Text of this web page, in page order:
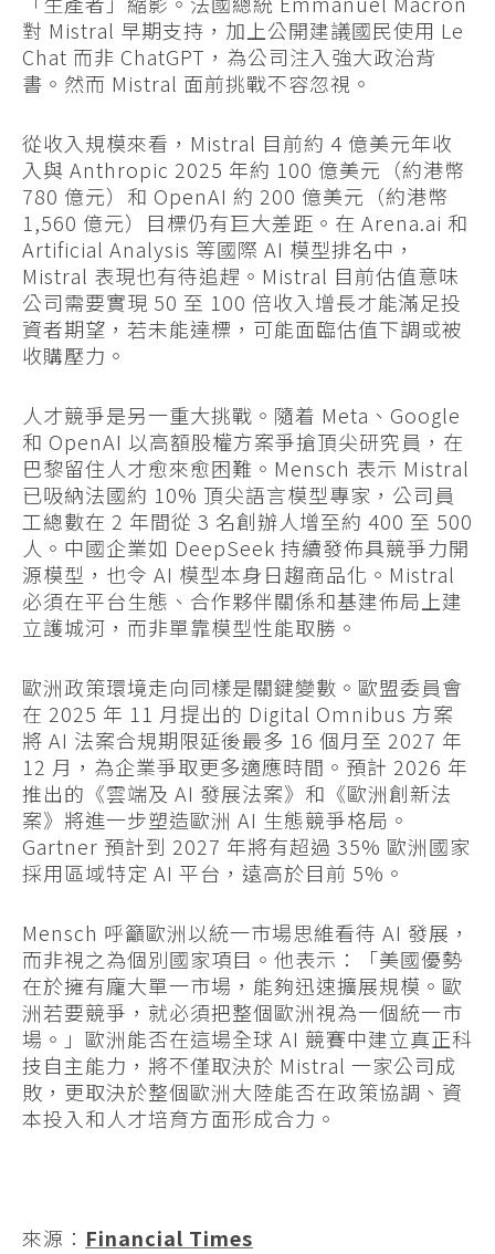
對 Mistral 早期支持，加上公開建議國民使用 Le
Chat 而非 ChatGPT，為公司注入強大政治背
書。然而 Mistral 面前挑戰不容忽視。
從收入規模來看，Mistral 目前約 4 億美元年收
入與 Anthropic 2025 年約 100 億美元（約港幣
780 億元）和 OpenAI 約 200 億美元（約港幣
1,560 億元）目標仍有巨大差距。在 Arena.ai 和
Artificial Analysis 等國際 AI 模型排名中，
Mistral 表現也有待追趕。Mistral 目前估值意味
公司需要實現 50 至 100 倍收入增長才能滿足投
資者期望，若未能達標，可能面臨估值下調或被
收購壓力。
人才競爭是另一重大挑戰。隨着 Meta、Google
和 OpenAI 以高額股權方案爭搶頂尖研究員，在
巴黎留住人才愈來愈困難。Mensch 表示 Mistral
已吸納法國約 10% 頂尖語言模型專家，公司員
工總數在 2 年間從 3 名創辦人增至約 400 至 500
人。中國企業如 DeepSeek 持續發佈具競爭力開
源模型，也令 AI 模型本身日趨商品化。Mistral
必須在平台生態、合作夥伴關係和基建佈局上建
立護城河，而非單靠模型性能取勝。
歐洲政策環境走向同樣是關鍵變數。歐盟委員會
在 2025 年 11 月提出的 Digital Omnibus 方案
將 AI 法案合規期限延後最多 16 個月至 2027 年
12 月，為企業爭取更多適應時間。預計 2026 年
推出的《雲端及 AI 發展法案》和《歐洲創新法
案》將進一步塑造歐洲 AI 生態競爭格局。
Gartner 預計到 2027 年將有超過 35% 歐洲國家
採用區域特定 AI 平台，遠高於目前 5%。
Mensch 呼籲歐洲以統一市場思維看待 AI 發展，
而非視之為個別國家項目。他表示：「美國優勢
在於擁有龐大單一市場，能夠迅速擴展規模。歐
洲若要競爭，就必須把整個歐洲視為一個統一市
場。」歐洲能否在這場全球 AI 競賽中建立真正科
技自主能力，將不僅取決於 Mistral 一家公司成
敗，更取決於整個歐洲大陸能否在政策協調、資
本投入和人才培育方面形成合力。
來源： Financial Times